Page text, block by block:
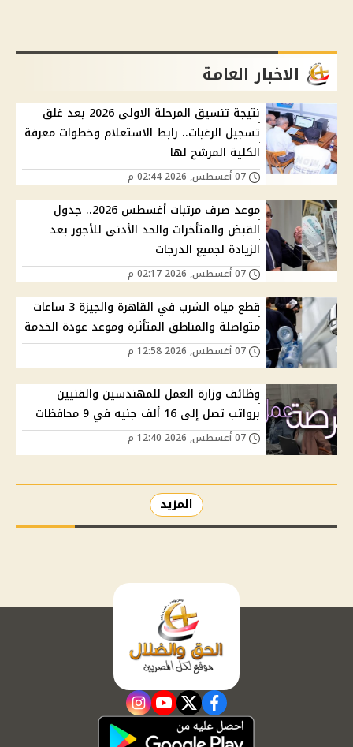
الاخبار العامة
نتيجة تنسيق المرحلة الاولى 2026 بعد غلق
تسجيل الرغبات.. رابط الاستعلام وخطوات معرفة
الكلية المرشح لها
موعد صرف مرتبات أغسطس 2026.. جدول
القبض والمتأخرات والحد الأدنى للأجور بعد
الزيادة لجميع الدرجات
قطع مياه الشرب في القاهرة والجيزة 3 ساعات
متواصلة والمناطق المتأثرة وموعد عودة الخدمة
وظائف وزارة العمل للمهندسين والفنيين
برواتب تصل إلى 16 ألف جنيه في 9 محافظات
المزيد
facebook
twitter
youtube
instagram